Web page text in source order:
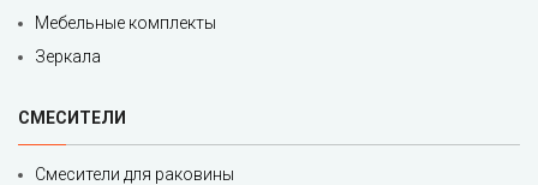
Мебельные комплекты
Зеркала
СМЕСИТЕЛИ
Смесители для раковины